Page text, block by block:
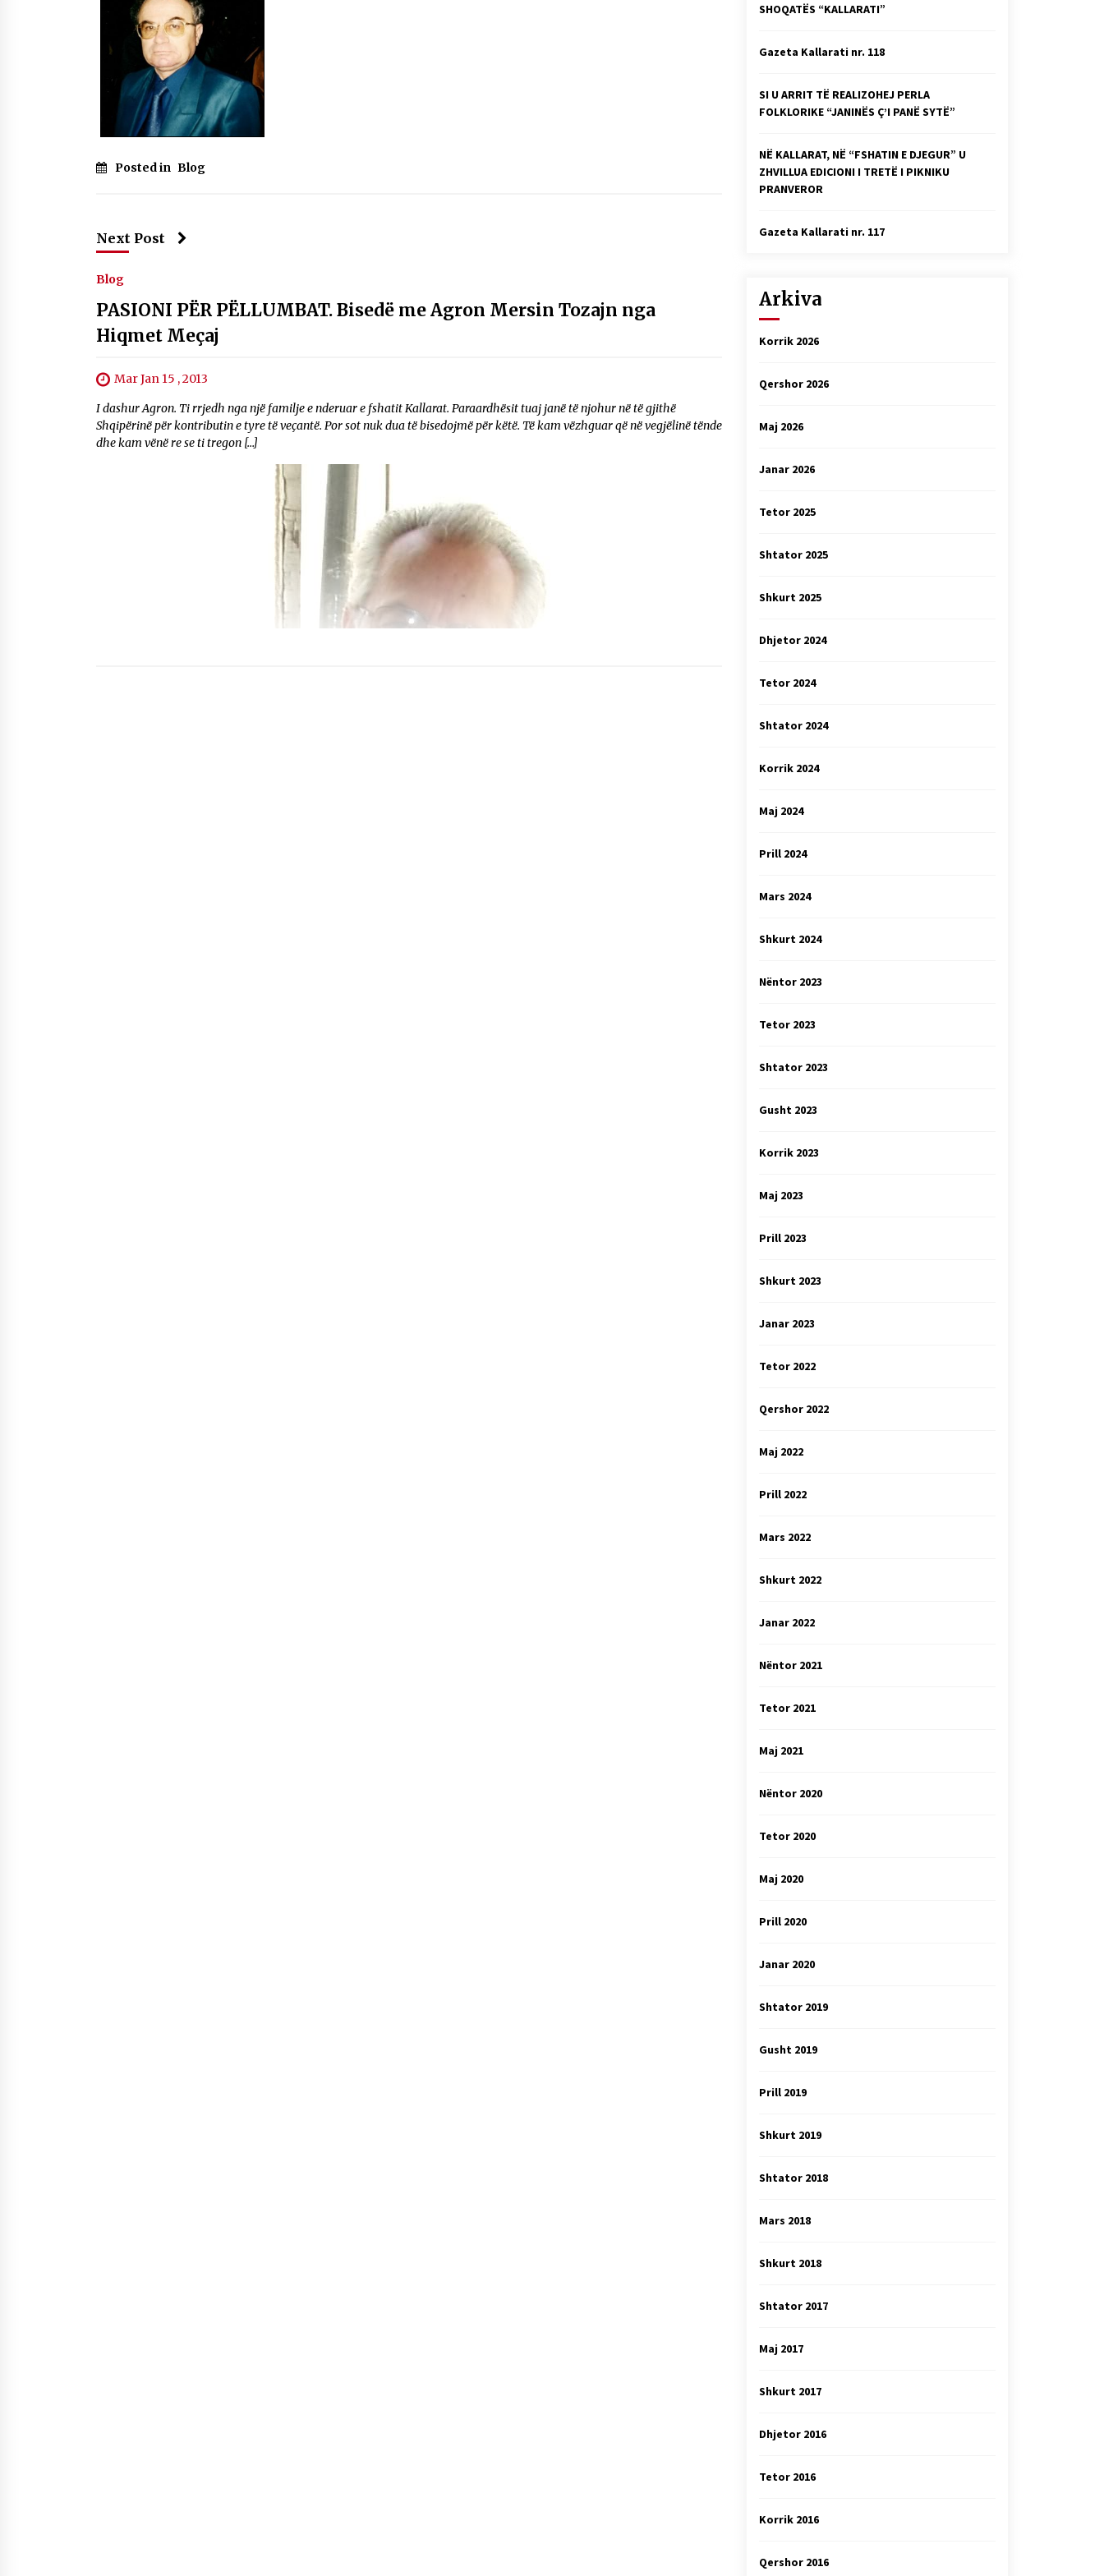
Mbi kockat e martirëve ngrihet
Atdheu
17/10/2025
Faksimilet e një 83 vjetori lufte:
04/10/2025
KALLARATI NË AKSIONET
KOMBËTARE PËR RINDËRTIMIN E
VENDIT – NGA ÇIZE XHAFERAJ
22/09/2025
Gazeta Kallarati nr. 114
06/02/2025
Posted in Blog
Next Post
Blog
PASIONI PËR PËLLUMBAT. Bisedë me Agron Mersin Tozajn nga
Hiqmet Meçaj
Mar Jan 15 , 2013
I dashur Agron. Ti rrjedh nga një familje e nderuar e fshatit Kallarat. Paraardhësit tuaj janë të njohur në të gjithë
Shqipërinë për kontributin e tyre të veçantë. Por sot nuk dua të bisedojmë për këtë. Të kam vëzhguar që në vegjëlinë tënde
dhe kam vënë re se ti tregon […]
SHOQATËS “KALLARATI”
Gazeta Kallarati nr. 118
SI U ARRIT TË REALIZOHEJ PERLA
FOLKLORIKE “JANINËS Ç’I PANË SYTË”
NË KALLARAT, NË “FSHATIN E DJEGUR” U
ZHVILLUA EDICIONI I TRETË I PIKNIKU
PRANVEROR
Gazeta Kallarati nr. 117
Arkiva
Korrik 2026
Qershor 2026
Maj 2026
Janar 2026
Tetor 2025
Shtator 2025
Shkurt 2025
Dhjetor 2024
Tetor 2024
Shtator 2024
Korrik 2024
Maj 2024
Prill 2024
Mars 2024
Shkurt 2024
Nëntor 2023
Tetor 2023
Shtator 2023
Gusht 2023
Korrik 2023
Maj 2023
Prill 2023
Shkurt 2023
Janar 2023
Tetor 2022
Qershor 2022
Maj 2022
Prill 2022
Mars 2022
Shkurt 2022
Janar 2022
Nëntor 2021
Tetor 2021
Maj 2021
Nëntor 2020
Tetor 2020
Maj 2020
Prill 2020
Janar 2020
Shtator 2019
Gusht 2019
Prill 2019
Shkurt 2019
Shtator 2018
Mars 2018
Shkurt 2018
Shtator 2017
Maj 2017
Shkurt 2017
Dhjetor 2016
Tetor 2016
Korrik 2016
Qershor 2016